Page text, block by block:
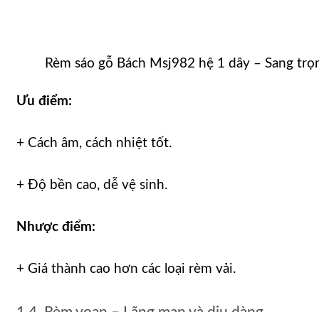
Rèm sáo gỗ Bách Msj982 hệ 1 dây – Sang
Ưu điểm:
+ Cách âm, cách nhiệt tốt.
+ Độ bền cao, dễ vệ sinh.
Nhược điểm:
+ Giá thành cao hơn các loại rèm vải.